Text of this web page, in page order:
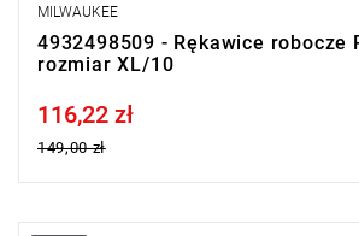
MILWAUKEE
4932498509 - Rękawice robocze
rozmiar XL/10
Price tax included
116,22 zł
149,00 zł